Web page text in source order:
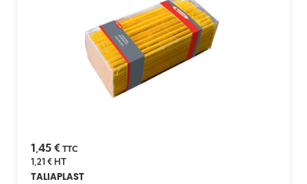
1,45 € TTC
1,21 €HT
TALIAPLAST